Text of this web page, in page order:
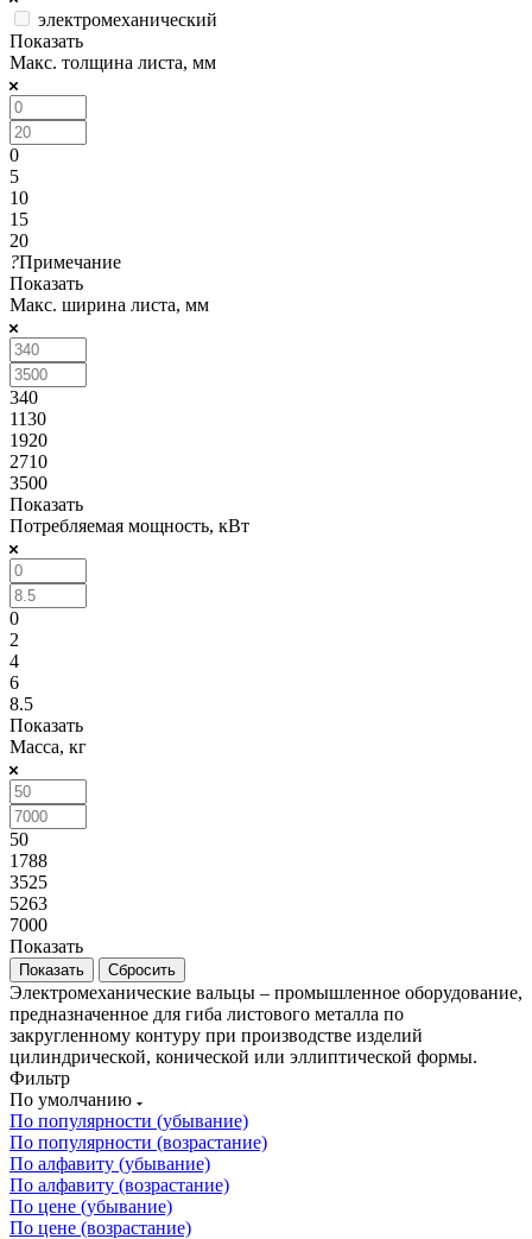
электромеханический
Показать
Макс. толщина листа, мм
0
5
10
15
20
?Примечание
Показать
Макс. ширина листа, мм
340
1130
1920
2710
3500
Показать
Потребляемая мощность, кВт
0
2
4
6
8.5
Показать
Масса, кг
50
1788
3525
5263
7000
Показать
Сбросить
Электромеханические вальцы – промышленное оборудование,
предназначенное для гиба листового металла по
закругленному контуру при производстве изделий
цилиндрической, конической или эллиптической формы.
Фильтр
По умолчанию
По популярности (убывание)
По популярности (возрастание)
По алфавиту (убывание)
По алфавиту (возрастание)
По цене (убывание)
По цене (возрастание)